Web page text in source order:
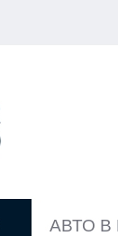
АВТО В